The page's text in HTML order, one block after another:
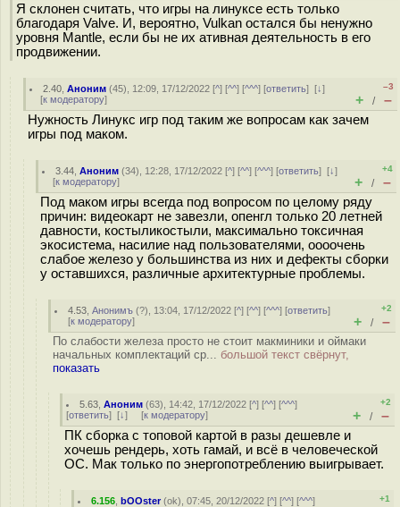
Я склонен считать, что игры на линуксе есть только
благодаря Valve. И, вероятно, Vulkan остался бы ненужно
уровня Mantle, если бы не их ативная деятельность в его
продвижении.
2.40 ,Аноним (45), 12:09, 17/12/2022 [^] [^^] [^^^] [ответить][↓]
[к модератору]
–3
+ / –
Нужность Линукс игр под таким же вопросам как зачем
игры под маком.
3.44 ,Аноним (34), 12:28, 17/12/2022 [^] [^^] [^^^] [ответить][↓]
[к модератору]
+4
+ / –
Под маком игры всегда под вопросом по целому ряду
причин: видеокарт не завезли, опенгл только 20 летней
давности, костыликостыли, максимально токсичная
экосистема, насилие над пользователями, оооочень
слабое железо у большинства из них и дефекты сборки
у оставшихся, различные архитектурные проблемы.
4.53 ,Анонимъ (?), 13:04, 17/12/2022 [^] [^^] [^^^] [ответить]
[к модератору]
+2
+ / –
По слабости железа просто не стоит макминики и оймаки
начальных комплектаций ср... большой текст свёрнут,
показать
5.63 ,Аноним (63), 14:42, 17/12/2022 [^] [^^] [^^^]
[ответить] [↓] [к модератору]
+2
+ / –
ПК сборка с топовой картой в разы дешевле и
хочешь рендерь, хоть гамай, и всё в человеческой
ОС. Мак только по энергопотреблению выигрывает.
6.156 ,bOOster(ok), 07:45, 20/12/2022 [^] [^^] [^^^]
+1